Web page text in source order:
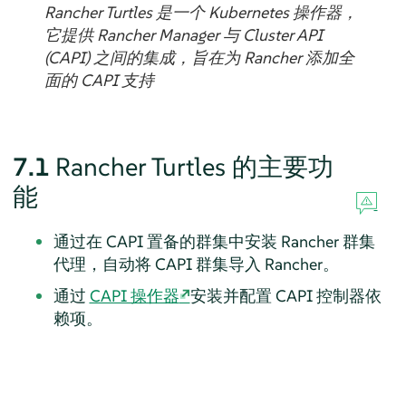
Rancher Turtles 是一个 Kubernetes 操作器，
它提供 Rancher Manager 与 Cluster API
(CAPI) 之间的集成，旨在为 Rancher 添加全
面的 CAPI 支持
7.1 Rancher Turtles 的主要功
能
通过在 CAPI 置备的群集中安装 Rancher 群集
代理，自动将 CAPI 群集导入 Rancher。
通过 CAPI 操作器 安装并配置 CAPI 控制器依
赖项。